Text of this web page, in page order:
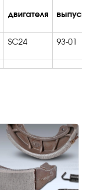
двигателя
SC24 93-01